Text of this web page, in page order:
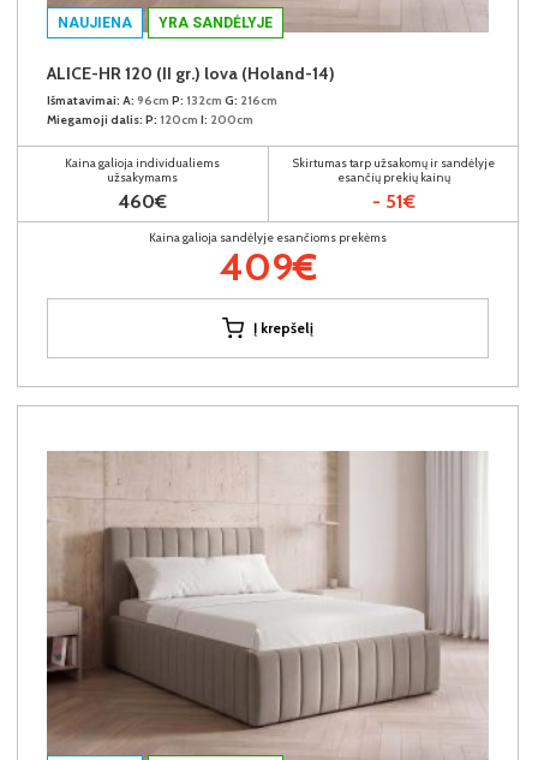
NAUJIENA YRA SANDĖLYJE
ALICE-HR 120 (II gr.) lova (Holand-14)
Išmatavimai: A: 96cm P: 132cm G: 216cm
Miegamoji dalis: P: 120cm I: 200cm
Kaina galioja individualiems
užsakymams
460€
Skirtumas tarp užsakomų ir sandėlyje
esančių prekių kainų
- 51€
Kaina galioja sandėlyje esančioms prekėms
409€
Į krepšelį